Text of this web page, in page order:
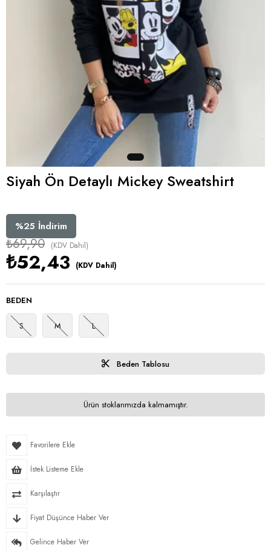
Siyah Ön Detaylı Mickey Sweatshirt
%25 İndirim
₺69,90 (KDV Dahil)
₺52,43 (KDV Dahil)
BEDEN
S M L
Beden Tablosu
Ürün stoklarımızda kalmamıştır.
Favorilere Ekle
İstek Listeme Ekle
Karşılaştır
Fiyat Düşünce Haber Ver
Gelince Haber Ver